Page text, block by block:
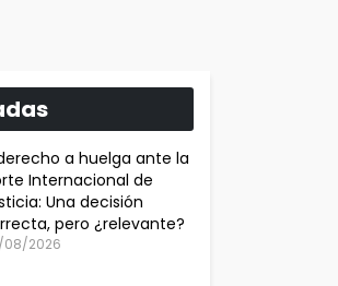
a huelga ante la
Internacional de
Una decisión
pero ¿relevante?
08/2026